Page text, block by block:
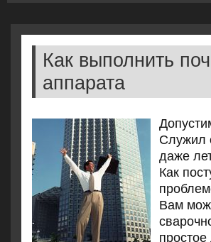
Как выполнить
аппарата
Служил
даже
Как
Вам